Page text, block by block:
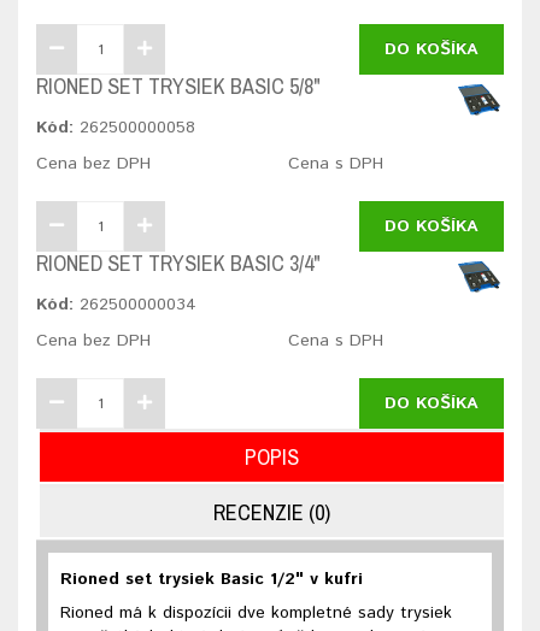
DO KOŠÍKA
RIONED SET TRYSIEK BASIC 5/8"
Kód: 262500000058
Cena bez DPH
Cena s DPH
DO KOŠÍKA
RIONED SET TRYSIEK BASIC 3/4"
Kód: 262500000034
Cena bez DPH
Cena s DPH
DO KOŠÍKA
POPIS
RECENZIE (0)
Rioned set trysiek Basic 1/2" v kufri
Rioned má k dispozícii dve kompletné sady trysiek